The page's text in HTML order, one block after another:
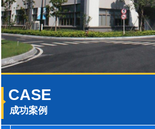
CASE
成功案例